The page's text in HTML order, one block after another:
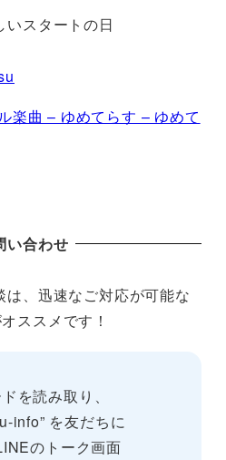
いスタートの日
楽曲 – ゆめてらす – ゆめて
い合わせ
は、迅速なご対応が可能な
ススメです！
を読み取り、
info” を友だちに
のトーク画面